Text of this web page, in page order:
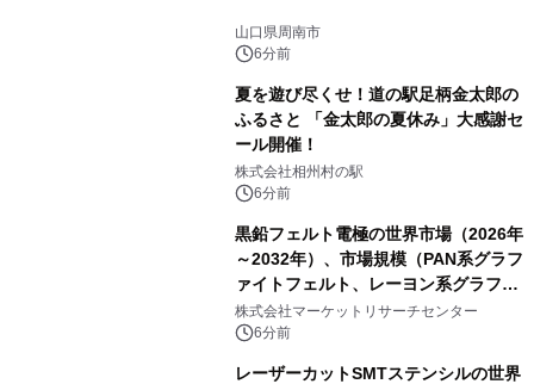
山口県周南市
6分前
夏を遊び尽くせ！道の駅足柄金太郎の
ふるさと 「金太郎の夏休み」大感謝セ
ール開催！
株式会社相州村の駅
6分前
黒鉛フェルト電極の世界市場（2026年
～2032年）、市場規模（PAN系グラフ
ァイトフェルト、レーヨン系グラファ
イトフェルト、ピッチ系グラファイト
フェルト）・分析レポートを発表
株式会社マーケットリサーチセンター
6分前
レーザーカットSMTステンシルの世界